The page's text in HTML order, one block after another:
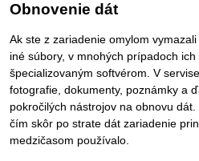
Obnovenie dát
Ak ste z zariadenie omylom
iné súbory, v mnohých prípadoch
špecializovaným softvérom. V
fotografie, dokumenty, poznámky a
pokročilých nástrojov na obnovu
čím skôr po strate dát zariadenie
medzičasom používalo.